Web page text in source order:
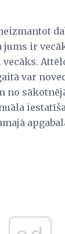
jums ir
vecāks.
var
no